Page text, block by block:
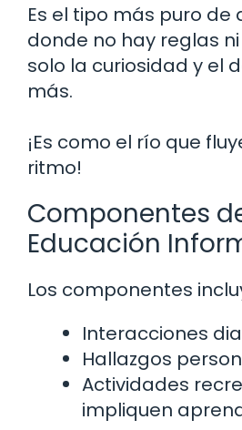
Es el tipo más puro de
donde no hay reglas
solo la curiosidad y el
más.
¡Es como el río que
ritmo!
Componentes
Educación
Los componentes
Interacciones
Hallazgos
Actividades
impliquen